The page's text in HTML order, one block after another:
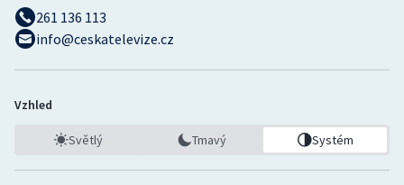
Ostatní
261 136 113
info@ceskatelevize.cz
Vzhled
Světlý Tmavý Systém